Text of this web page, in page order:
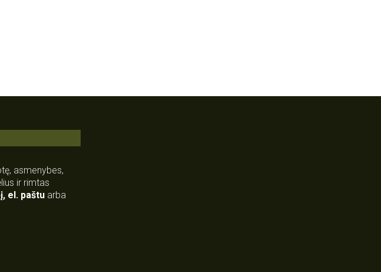
asmenybes,
ir rimtas
, el. paštu arba